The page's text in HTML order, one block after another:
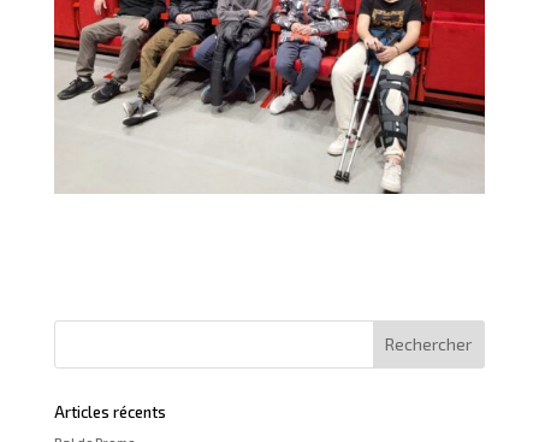
Articles récents